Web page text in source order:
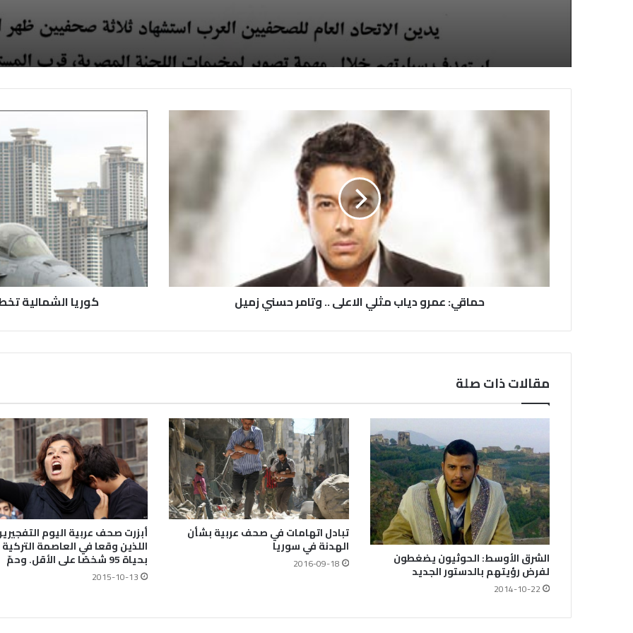
لديها فوراً
حماقي: عمرو دياب مثلي الاعلى .. وتامر حسني زميل كوريا الشمالية
مقالات ذات صلة
الشرق الأوسط: الحوثيون يضغطون
لفرض رؤيتهم بالدستور الجديد
2014-10-22
تبادل اتهامات في صحف عربية بشأن
الهدنة في سوريا
2016-09-18
أبزرت صحف عربية اليوم
اللذين وقعا في العاصمة التركية
بحياة 95 شخصًا على الأقل. وحمّ
2015-10-13